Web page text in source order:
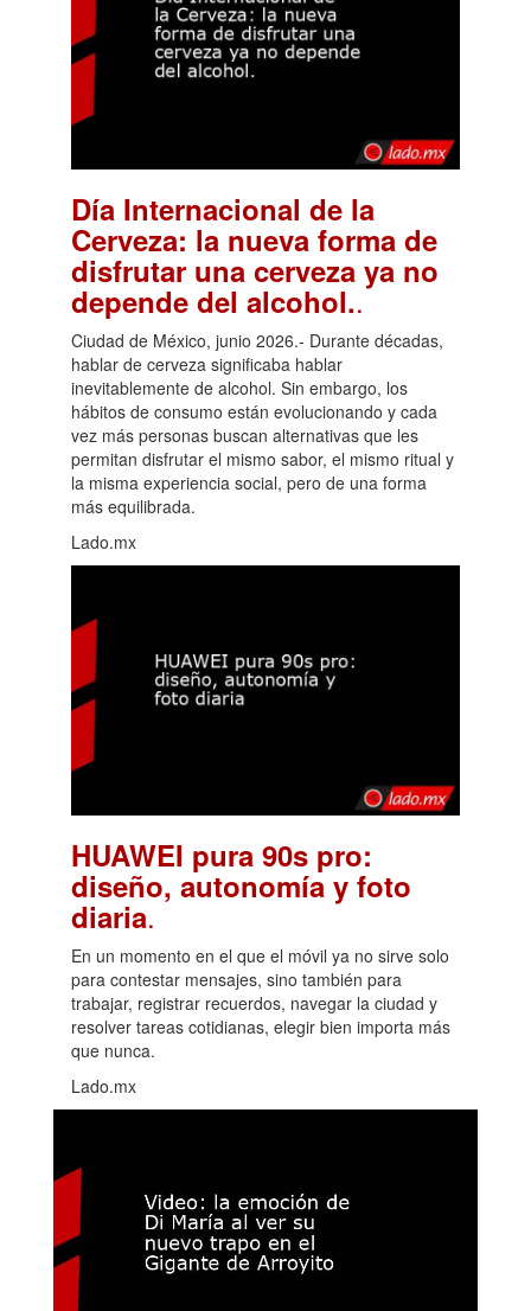
Día Internacional de la
Cerveza: la nueva forma de
disfrutar una cerveza ya no
depende del alcohol..
Ciudad de México, junio 2026.- Durante décadas,
hablar de cerveza significaba hablar
inevitablemente de alcohol. Sin embargo, los
hábitos de consumo están evolucionando y cada
vez más personas buscan alternativas que les
permitan disfrutar el mismo sabor, el mismo ritual y
la misma experiencia social, pero de una forma
más equilibrada.
Lado.mx
HUAWEI pura 90s pro:
diseño, autonomía y foto
diaria.
En un momento en el que el móvil ya no sirve solo
para contestar mensajes, sino también para
trabajar, registrar recuerdos, navegar la ciudad y
resolver tareas cotidianas, elegir bien importa más
que nunca.
Lado.mx